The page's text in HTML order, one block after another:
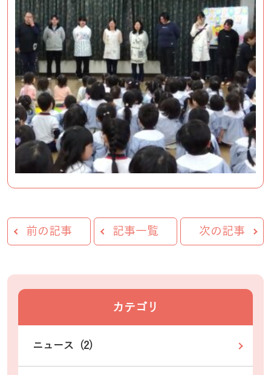
前の記事 記事一覧 次の記事
カテゴリ
ニュース (2)